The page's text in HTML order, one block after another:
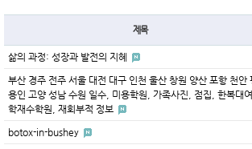
제목
삶의 과정: 성장과 발전의 지혜
부산 경주 전주 서울 대전 대구 인천 울산 창원 양산 포항 천안
용인 고양 성남 수원 일수, 미용학원, 가족사진, 점집, 한복대
학재수학원, 재회부적 정보
botox-in-bushey